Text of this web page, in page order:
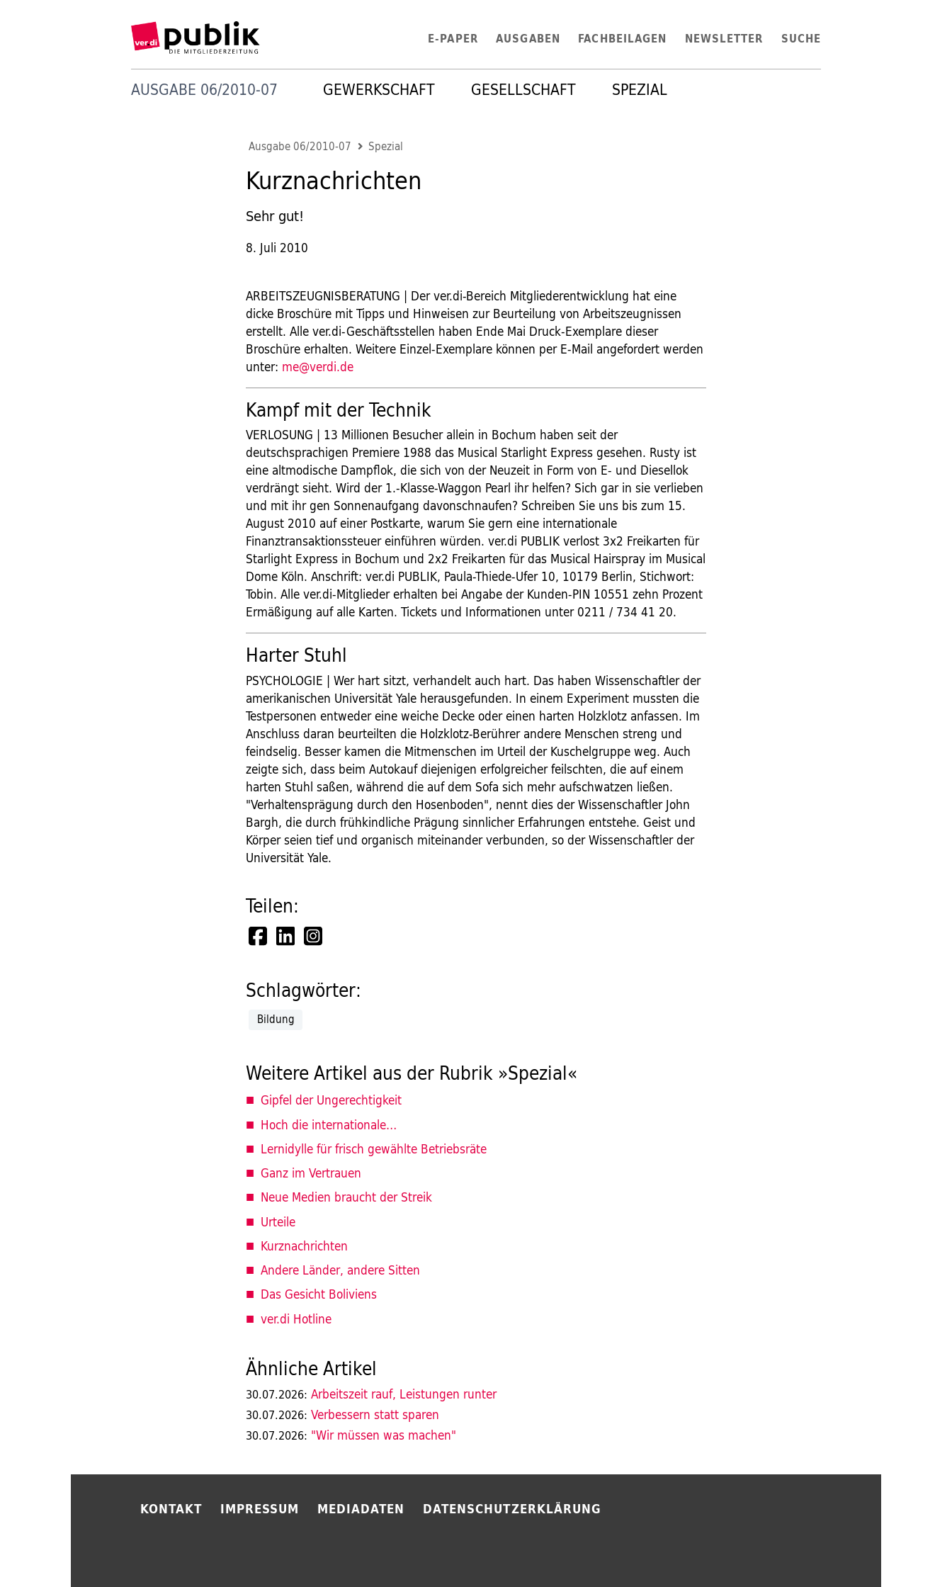
E-PAPER AUSGABEN FACHBEILAGEN NEWSLETTER SUCHE
AUSGABE 06/2010-07 GEWERKSCHAFT GESELLSCHAFT SPEZIAL
Ausgabe 06/2010-07 Spezial
Kurznachrichten
Sehr gut!
8. Juli 2010
ARBEITSZEUGNISBERATUNG | Der ver.di-Bereich Mitgliederentwicklung hat eine
dicke Broschüre mit Tipps und Hinweisen zur Beurteilung von Arbeitszeugnissen
erstellt. Alle ver.di-Geschäftsstellen haben Ende Mai Druck-Exemplare dieser
Broschüre erhalten. Weitere Einzel-Exemplare können per E-Mail angefordert werden
unter: me@verdi.de
Kampf mit der Technik
VERLOSUNG | 13 Millionen Besucher allein in Bochum haben seit der
deutschsprachigen Premiere 1988 das Musical Starlight Express gesehen. Rusty ist
eine altmodische Dampflok, die sich von der Neuzeit in Form von E- und Diesellok
verdrängt sieht. Wird der 1.-Klasse-Waggon Pearl ihr helfen? Sich gar in sie verlieben
und mit ihr gen Sonnenaufgang davonschnaufen? Schreiben Sie uns bis zum 15.
August 2010 auf einer Postkarte, warum Sie gern eine internationale
Finanztransaktionssteuer einführen würden. ver.di PUBLIK verlost 3x2 Freikarten für
Starlight Express in Bochum und 2x2 Freikarten für das Musical Hairspray im Musical
Dome Köln. Anschrift: ver.di PUBLIK, Paula-Thiede-Ufer 10, 10179 Berlin, Stichwort:
Tobin. Alle ver.di-Mitglieder erhalten bei Angabe der Kunden-PIN 10551 zehn Prozent
Ermäßigung auf alle Karten. Tickets und Informationen unter 0211 / 734 41 20.
Harter Stuhl
PSYCHOLOGIE | Wer hart sitzt, verhandelt auch hart. Das haben Wissenschaftler der
amerikanischen Universität Yale herausgefunden. In einem Experiment mussten die
Testpersonen entweder eine weiche Decke oder einen harten Holzklotz anfassen. Im
Anschluss daran beurteilten die Holzklotz-Berührer andere Menschen streng und
feindselig. Besser kamen die Mitmenschen im Urteil der Kuschelgruppe weg. Auch
zeigte sich, dass beim Autokauf diejenigen erfolgreicher feilschten, die auf einem
harten Stuhl saßen, während die auf dem Sofa sich mehr aufschwatzen ließen.
"Verhaltensprägung durch den Hosenboden", nennt dies der Wissenschaftler John
Bargh, die durch frühkindliche Prägung sinnlicher Erfahrungen entstehe. Geist und
Körper seien tief und organisch miteinander verbunden, so der Wissenschaftler der
Universität Yale.
Teilen:
Schlagwörter:
Bildung
Weitere Artikel aus der Rubrik »Spezial«
Gipfel der Ungerechtigkeit
Hoch die internationale…
Lernidylle für frisch gewählte Betriebsräte
Ganz im Vertrauen
Neue Medien braucht der Streik
Urteile
Kurznachrichten
Andere Länder, andere Sitten
Das Gesicht Boliviens
ver.di Hotline
Ähnliche Artikel
30.07.2026: Arbeitszeit rauf, Leistungen runter
30.07.2026: Verbessern statt sparen
30.07.2026: "Wir müssen was machen"
KONTAKT IMPRESSUM MEDIADATEN DATENSCHUTZERKLÄRUNG